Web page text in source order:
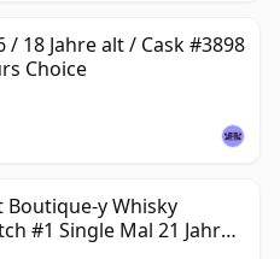
/ 18 Jahre alt / Cask #3898
Choice
Boutique-y Whisky
#1 Single Mal 21 Jahre